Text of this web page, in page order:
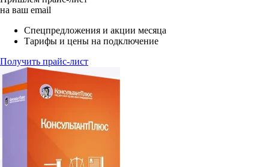
на ваш email
Спецпредложения и акции месяца
Тарифы и цены на подключение
Получить прайс-лист